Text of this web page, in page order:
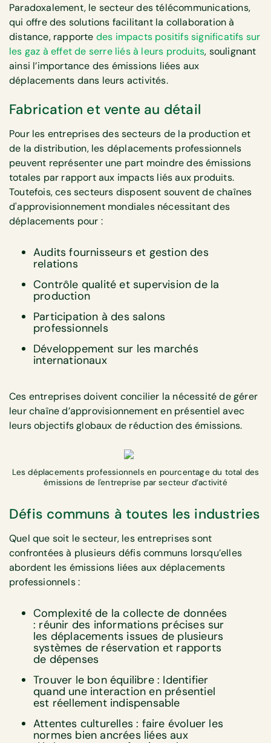
Paradoxalement, le secteur des télécommunications,
qui offre des solutions facilitant la collaboration à
distance, rapporte des impacts positifs significatifs sur
les gaz à effet de serre liés à leurs produits, soulignant
ainsi l’importance des émissions liées aux
déplacements dans leurs activités.
Fabrication et vente au détail
Pour les entreprises des secteurs de la production et
de la distribution, les déplacements professionnels
peuvent représenter une part moindre des émissions
totales par rapport aux impacts liés aux produits.
Toutefois, ces secteurs disposent souvent de chaînes
d'approvisionnement mondiales nécessitant des
déplacements pour :
Audits fournisseurs et gestion des
relations
Contrôle qualité et supervision de la
production
Participation à des salons
professionnels
Développement sur les marchés
internationaux
Ces entreprises doivent concilier la nécessité de gérer
leur chaîne d’approvisionnement en présentiel avec
leurs objectifs globaux de réduction des émissions.
Les déplacements professionnels en pourcentage du total des
émissions de l'entreprise par secteur d’activité
Défis communs à toutes les industries
Quel que soit le secteur, les entreprises sont
confrontées à plusieurs défis communs lorsqu’elles
abordent les émissions liées aux déplacements
professionnels :
Complexité de la collecte de données
: réunir des informations précises sur
les déplacements issues de plusieurs
systèmes de réservation et rapports
de dépenses
Trouver le bon équilibre : Identifier
quand une interaction en présentiel
est réellement indispensable
Attentes culturelles : faire évoluer les
normes bien ancrées liées aux